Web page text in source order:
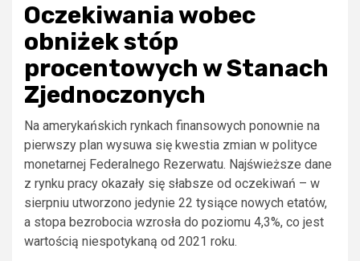
Oczekiwania wobec
obniżek stóp
procentowych w Stanach
Zjednoczonych
Na amerykańskich rynkach finansowych ponownie na
pierwszy plan wysuwa się kwestia zmian w polityce
monetarnej Federalnego Rezerwatu. Najświeższe dane
z rynku pracy okazały się słabsze od oczekiwań – w
sierpniu utworzono jedynie 22 tysiące nowych etatów,
a stopa bezrobocia wzrosła do poziomu 4,3%, co jest
wartością niespotykaną od 2021 roku.